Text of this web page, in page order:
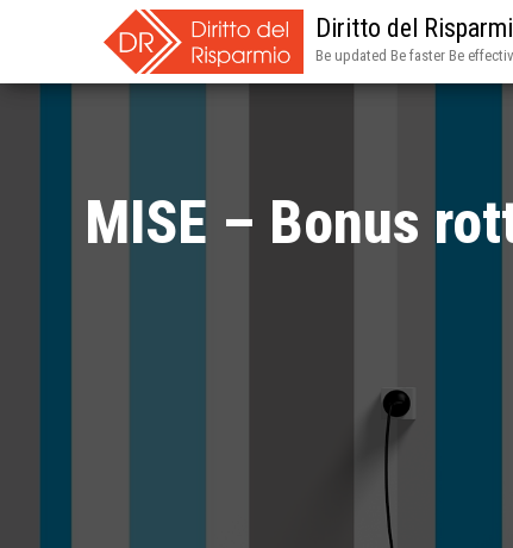
Diritto del
Be updated Be faster Be
MISE – Bonus